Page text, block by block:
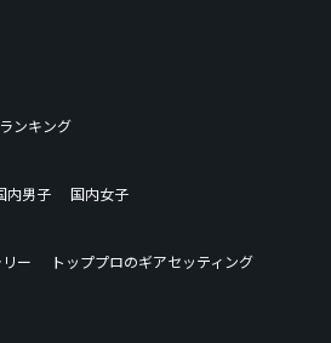
ンキング
内男子
国内女子
ー
トッププロのギアセッティング